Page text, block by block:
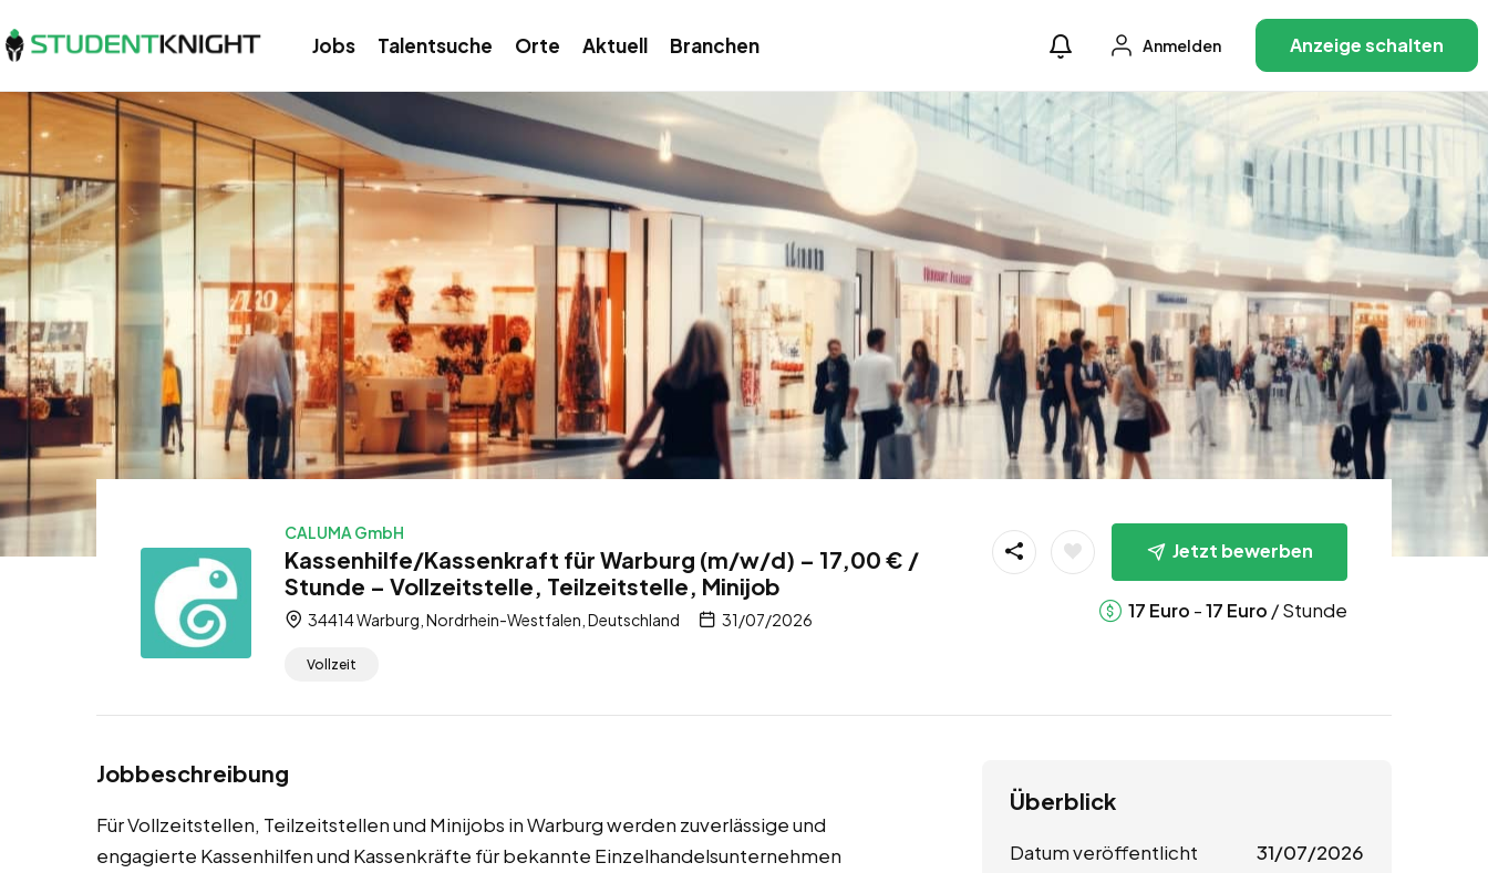
Jobs Talentsuche Orte Aktuell Branchen Anmelden Anzeige schalten
CALUMA GmbH
Kassenhilfe/Kassenkraft für Warburg (m/w/d) – 17,00 € /
Stunde – Vollzeitstelle, Teilzeitstelle, Minijob
34414 Warburg, Nordrhein-Westfalen, Deutschland 31/07/2026
Vollzeit
Jetzt bewerben
17 Euro -17 Euro / Stunde
Jobbeschreibung
Für Vollzeitstellen, Teilzeitstellen und Minijobs in Warburg werden zuverlässige und
engagierte Kassenhilfen und Kassenkräfte für bekannte Einzelhandelsunternehmen
Überblick
Datum veröffentlicht 31/07/2026